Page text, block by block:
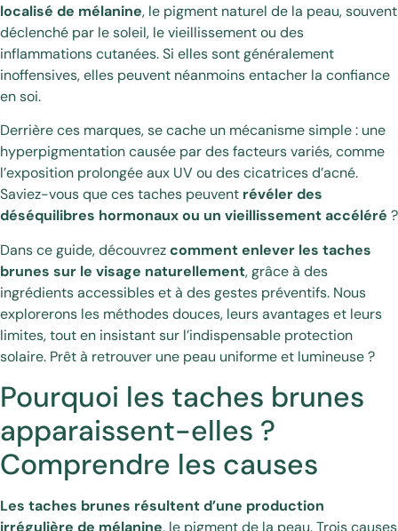
localisé de mélanine, le pigment naturel de la peau, souvent
déclenché par le soleil, le vieillissement ou des
inflammations cutanées. Si elles sont généralement
inoffensives, elles peuvent néanmoins entacher la confiance
en soi.
Derrière ces marques, se cache un mécanisme simple : une
hyperpigmentation causée par des facteurs variés, comme
l’exposition prolongée aux UV ou des cicatrices d’acné.
Saviez-vous que ces taches peuvent révéler des
déséquilibres hormonaux ou un vieillissement accéléré ?
Dans ce guide, découvrezcomment enlever les taches
brunes sur le visage naturellement, grâce à des
ingrédients accessibles et à des gestes préventifs. Nous
explorerons les méthodes douces, leurs avantages et leurs
limites, tout en insistant sur l’indispensable protection
solaire. Prêt à retrouver une peau uniforme et lumineuse ?
Pourquoi les taches brunes
apparaissent-elles ?
Comprendre les causes
Les taches brunes résultent d’une production
irrégulière de mélanine, le pigment de la peau. Trois causes